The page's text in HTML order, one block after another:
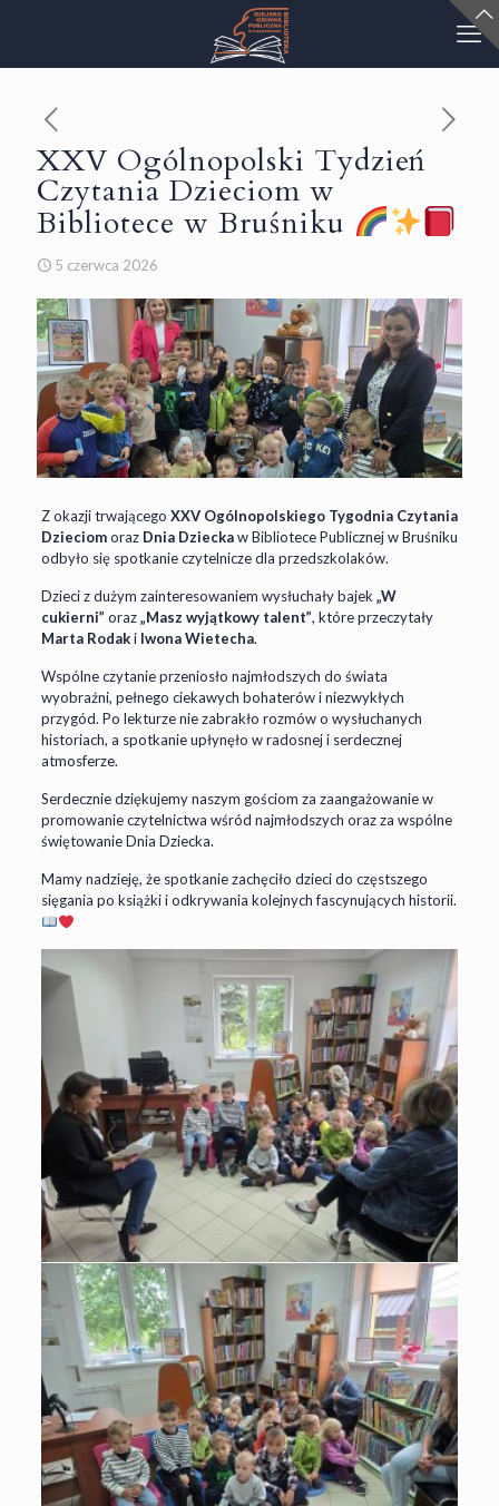
XXV Ogólnopolski Tydzień
Czytania Dzieciom w
Bibliotece w Bruśniku
5 czerwca 2026
Z okazji trwającego XXV Ogólnopolskiego Tygodnia Czytania
Dzieciomoraz Dnia Dzieckaw Bibliotece Publicznej w Bruśniku
odbyło się spotkanie czytelnicze dla przedszkolaków.
Dzieci z dużym zainteresowaniem wysłuchały bajek„W
cukierni” oraz„Masz wyjątkowy talent”, które przeczytały
Marta Rodaki Iwona Wietecha.
Wspólne czytanie przeniosło najmłodszych do świata
wyobraźni, pełnego ciekawych bohaterów i niezwykłych
przygód. Po lekturze nie zabrakło rozmów o wysłuchanych
historiach, a spotkanie upłynęło w radosnej i serdecznej
atmosferze.
Serdecznie dziękujemy naszym gościom za zaangażowanie w
promowanie czytelnictwa wśród najmłodszych oraz za wspólne
świętowanie Dnia Dziecka.
Mamy nadzieję, że spotkanie zachęciło dzieci do częstszego
sięgania po książki i odkrywania kolejnych fascynujących historii.